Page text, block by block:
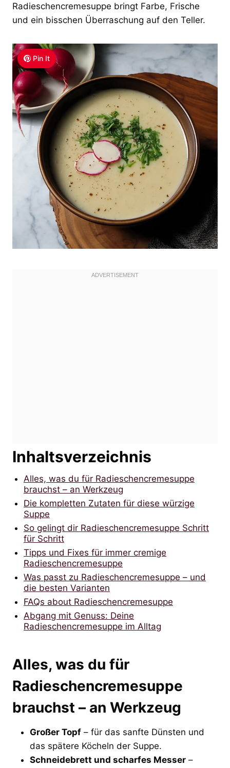
Radieschencremesuppe bringt Farbe, Frische
und ein bisschen Überraschung auf den Teller.
Pin It
Inhaltsverzeichnis
Alles, was du für Radieschencremesuppe
brauchst – an Werkzeug
Die kompletten Zutaten für diese würzige
Suppe
So gelingt dir Radieschencremesuppe Schritt
für Schritt
Tipps und Fixes für immer cremige
Radieschencremesuppe
Was passt zu Radieschencremesuppe – und
die besten Varianten
FAQs about Radieschencremesuppe
Abgang mit Genuss: Deine
Radieschencremesuppe im Alltag
Alles, was du für
Radieschencremesuppe
brauchst – an Werkzeug
Großer Topf – für das sanfte Dünsten und
das spätere Köcheln der Suppe.
Schneidebrett und scharfes Messer –